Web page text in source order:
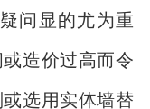
问显的尤为重
造价过高而令
选用实体墙替